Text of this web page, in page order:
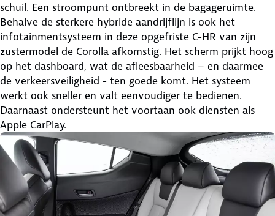
schuil. Een stroompunt ontbreekt in de bagageruimte.
Behalve de sterkere hybride aandrijflijn is ook het
infotainmentsysteem in deze opgefriste C-HR van zijn
zustermodel de Corolla afkomstig. Het scherm prijkt hoog
op het dashboard, wat de afleesbaarheid – en daarmee
de verkeersveiligheid - ten goede komt. Het systeem
werkt ook sneller en valt eenvoudiger te bedienen.
Daarnaast ondersteunt het voortaan ook diensten als
Apple CarPlay.